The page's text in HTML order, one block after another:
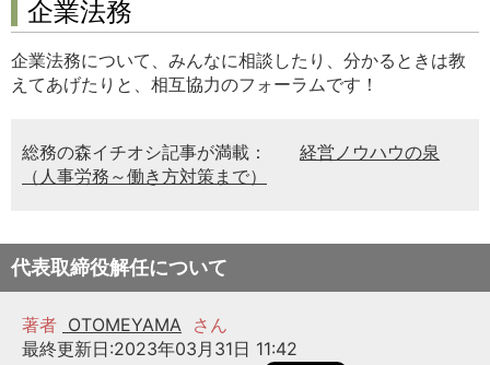
企業法務
企業法務について、みんなに相談したり、分かるときは教
えてあげたりと、相互協力のフォーラムです！
総務の森イチオシ記事が満載：
経営ノウハウの泉
（人事労務～働き方対策まで）
代表取締役解任について
著者 OTOMEYAMA さん
最終更新日:2023年03月31日 11:42